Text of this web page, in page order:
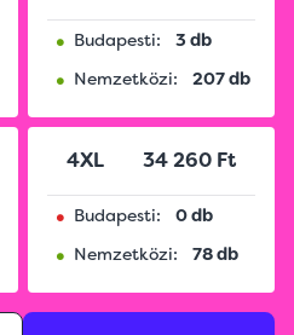
• Budapesti: 3 db
• Nemzetközi: 207 db
4XL 34 260 Ft
• Budapesti: 0 db
• Nemzetközi: 78 db